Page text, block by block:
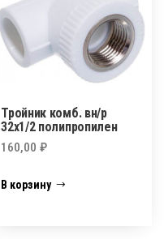
Тройник комб. вн/р
32х1/2 полипропилен
160,00₽
В корзину